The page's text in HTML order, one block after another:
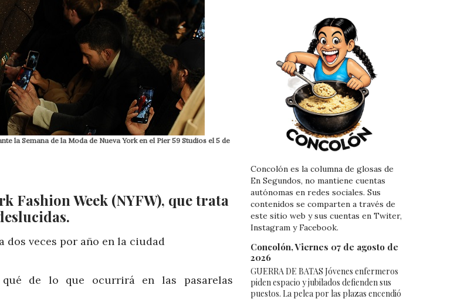
la Semana de la Moda de Nueva York en el Pier 59 Studios el 5 de
Fashion Week (NYFW), que trata
dos veces por año en la ciudad
de lo que ocurrirá en las pasarelas
Concolón es la columna de glosas de
En Segundos, no mantiene cuentas
autónomas en redes sociales. Sus
contenidos se comparten a través de
este sitio web y sus cuentas en Twiter,
Instagram y Facebook.
Concolón, Viernes 07 de agosto de
2026
GUERRA DE BATAS Jóvenes enfermeros
piden espacio y jubilados defienden sus
puestos. La pelea por las plazas encendió